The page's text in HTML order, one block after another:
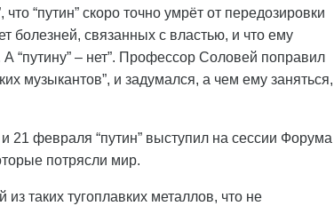
“путин” скоро точно умрёт от передозировки
болезней, связанных с властью, и что ему
“путину” – нет”. Профессор Соловей поправил
музыкантов”, и задумался, а чем ему заняться,
21 февраля “путин” выступил на сессии Форума
потрясли мир.
таких тугоплавких металлов, что не